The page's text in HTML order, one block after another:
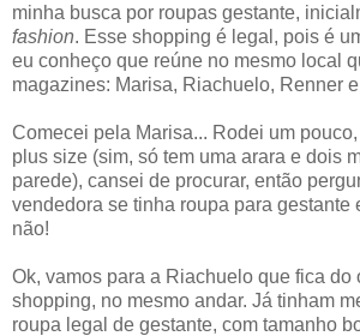
minha busca por roupas gestante,
fashion. Esse shopping é legal, pois é
eu conheço que reúne no mesmo local
magazines: Marisa, Riachuelo, Renner
Comecei pela Marisa... Rodei um
plus size (sim, só tem uma arara e dois
parede), cansei de procurar, então
vendedora se tinha roupa para gestante
não!
Ok, vamos para a Riachuelo que fica do
shopping, no mesmo andar. Já tinham
roupa legal de gestante, com tamanho